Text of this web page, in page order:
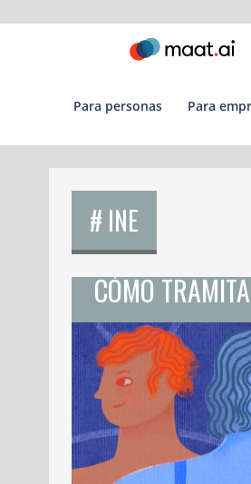
para personas para
# INE